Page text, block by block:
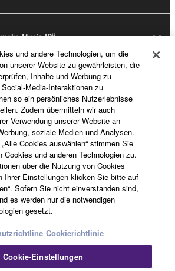
Music ID“
- German
Datenschutzerklärung
und andere Technologien, um die
unserer Website zu gewährleisten, die
Inhalte und Werbung zu
Media-Interaktionen zu
so ein persönliches Nutzerlebnisse
Zudem übermitteln wir auch
Verwendung unserer Website an
soziale Medien und Analysen.
Cookies auswählen“ stimmen Sie
Cookies und anderen Technologien zu.
über die Nutzung von Cookies
Ihrer Einstellungen klicken Sie bitte auf
Sofern Sie nicht einverstanden sind,
es werden nur die notwendigen
gesetzt.
Cookierichtlinie
Cookie-Einstellungen